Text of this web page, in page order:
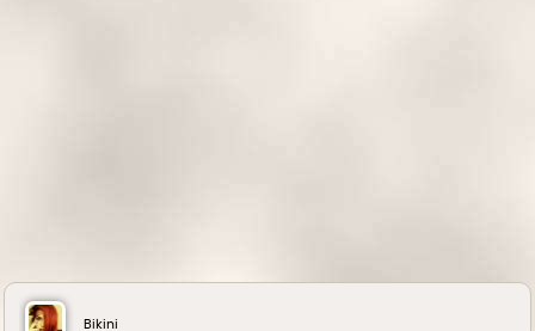
Bikini